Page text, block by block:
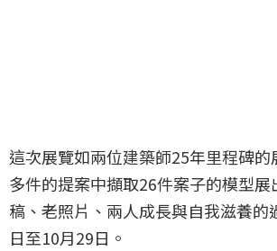
這次展覽如兩位建築師25年里程碑
多件的提案中擷取26件案子的模型
稿、老照片、兩人成長與自我滋養的
日至10月29日。